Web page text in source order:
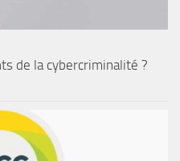
de la cybercriminalité ?